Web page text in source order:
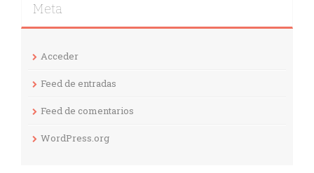
Meta
Acceder
Feed de entradas
Feed de comentarios
WordPress.org